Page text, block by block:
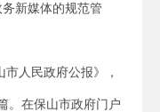
新媒体的规范管
人民政府公报》，
。在保山市政府门户